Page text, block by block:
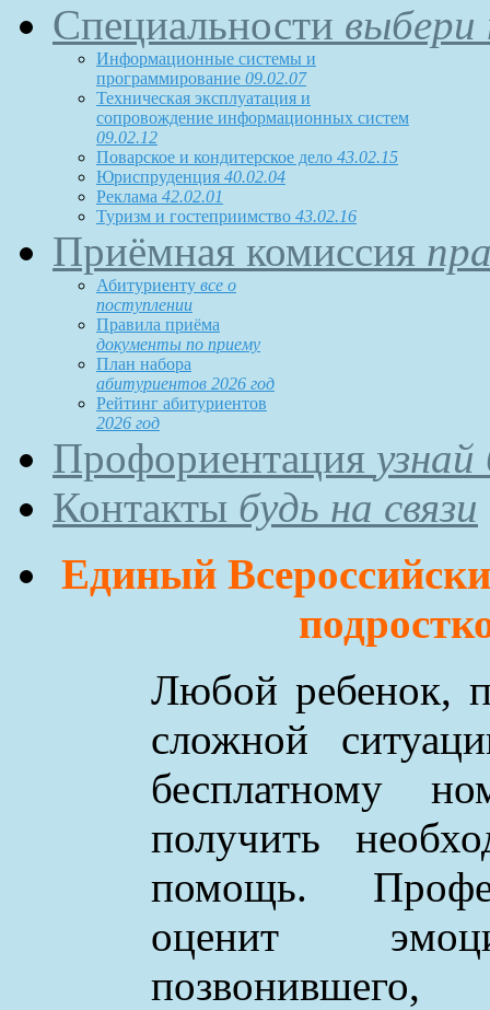
Специальности выбери
Информационные системы и
программирование 09.02.07
Техническая эксплуатация и
сопровождение информационных систем
09.02.12
Поварское и кондитерское дело 43.02.15
Юриспруденция 40.02.04
Реклама 42.02.01
Туризм и гостеприимство 43.02.16
Приёмная комиссия
Абитуриенту все о
поступлении
Правила приёма
документы по приему
План набора
абитуриентов 2026 год
Рейтинг абитуриентов
2026 год
Профориентация
Контакты будь на связи
Единый
Любой ребенок,
сложной
бесплатному
получить
помощь.
оценит